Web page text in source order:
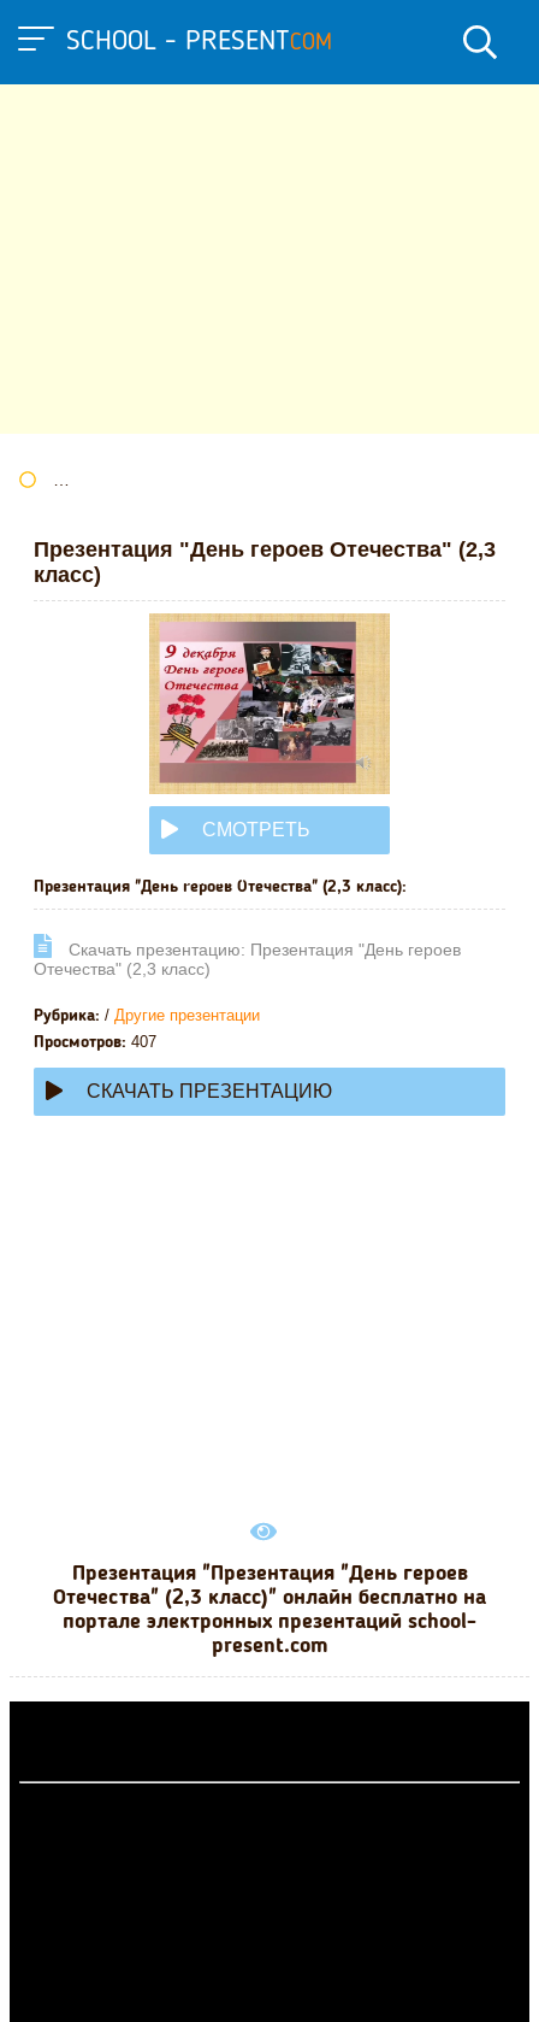
SCHOOL - PRESENTCOM
Презентация "День героев Отечества" (2,3
класс)
СМОТРЕТЬ
ОНЛАЙН
Презентация "День героев Отечества" (2,3 класс):
Cкачать презентацию: Презентация "День героев
Отечества" (2,3 класс)
Рубрика: / Другие презентации
Просмотров: 407
СКАЧАТЬ ПРЕЗЕНТАЦИЮ
Презентация "Презентация "День героев
Отечества" (2,3 класс)" онлайн бесплатно на
портале электронных презентаций school-
present.com